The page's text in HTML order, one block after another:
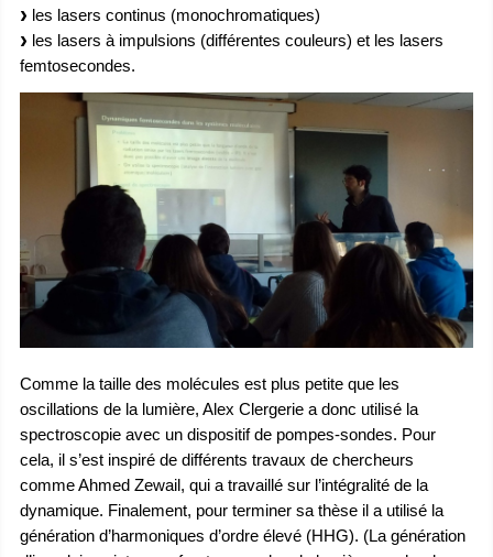
les lasers continus (monochromatiques)
les lasers à impulsions (différentes couleurs) et les lasers
femtosecondes.
Comme la taille des molécules est plus petite que les
oscillations de la lumière, Alex Clergerie a donc utilisé la
spectroscopie avec un dispositif de pompes-sondes. Pour
cela, il s’est inspiré de différents travaux de chercheurs
comme Ahmed Zewail, qui a travaillé sur l’intégralité de la
dynamique. Finalement, pour terminer sa thèse il a utilisé la
génération d’harmoniques d’ordre élevé (HHG). (La génération